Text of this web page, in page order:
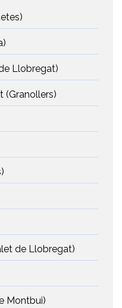
Llobregat)
(Granollers)
de Llobregat)
Montbui)